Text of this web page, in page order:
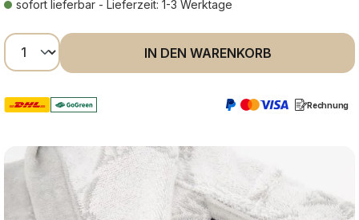
sofort lieferbar - Lieferzeit: 1-3 Werktage
Produkt Anzahl: Gib den gewünschten
IN DEN WARENKORB
Rechnung